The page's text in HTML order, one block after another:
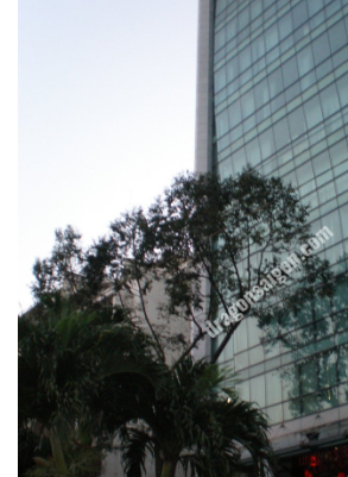
ーションは抜群。隣は日本総領事館
ドコーヒーが入っています。 この条
です。https://dragonsaigon.com/